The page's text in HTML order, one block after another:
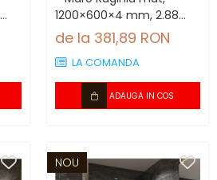
1200×600×4 mm, 2.88
mp/cutie (4 panouri)
de la 381,89 RON
LA COMANDA
ADAUGA IN COS
NOU